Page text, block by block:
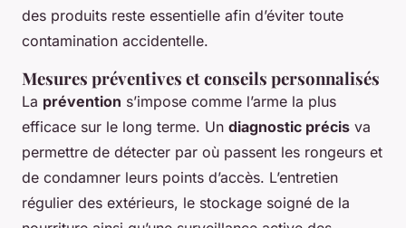
des produits reste essentielle afin d’éviter toute
contamination accidentelle.
Mesures préventives et conseils personnalisés
La prévention s’impose comme l’arme la plus
efficace sur le long terme. Un diagnostic précis va
permettre de détecter par où passent les rongeurs et
de condamner leurs points d’accès. L’entretien
régulier des extérieurs, le stockage soigné de la